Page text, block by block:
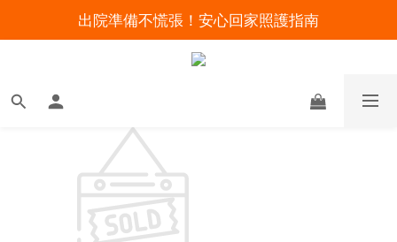
明陽來村全館免運優惠中
出院準備不慌張！安心回家照護指南
暑假出遊 攜帶氧氣機不怕坐飛機